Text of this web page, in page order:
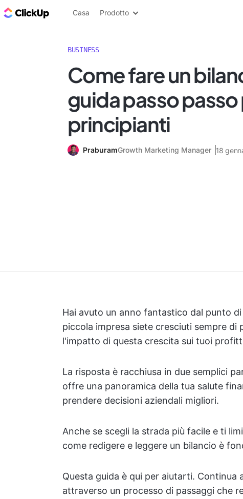
Blog di ClickUp
Casa Prodotto
BUSINESS
Come fare un
guida passo passo
principianti
PraburamGrowth Marketing Manager 18
Hai avuto un anno fantastico dal punto
piccola impresa siete cresciuti sempre di
l'impatto di questa crescita sui tuoi
La risposta è racchiusa in due semplici
offre una panoramica della tua salute
prendere decisioni aziendali migliori.
Anche se scegli la strada più facile e ti
come redigere e leggere un bilancio è
Questa guida è qui per aiutarti. Continua
attraverso un processo di passaggi che